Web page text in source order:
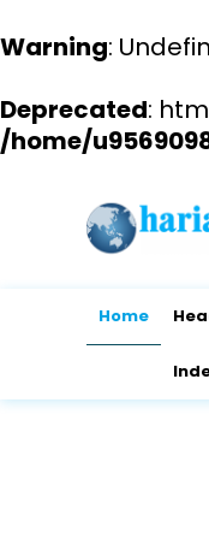
Warning:
Deprecated:
/home/
Home